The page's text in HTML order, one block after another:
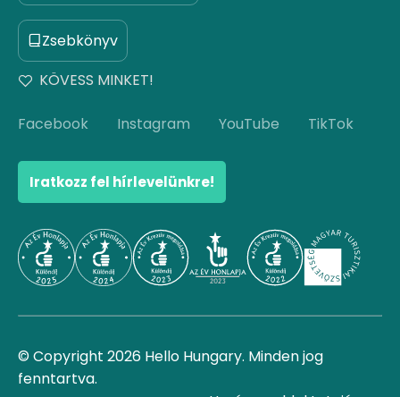
Zsebkönyv
KÖVESS MINKET!
Facebook Instagram YouTube TikTok
Iratkozz fel hírlevelünkre!
© Copyright 2026 Hello Hungary. Minden jog
fenntartva.